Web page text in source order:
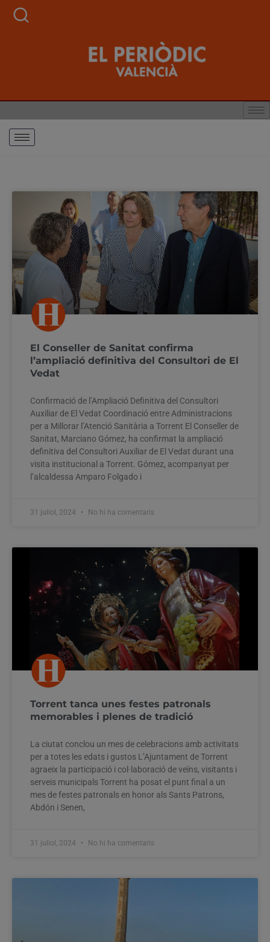
El Conseller de Sanitat confirma
l’ampliació definitiva del Consultori de El
Vedat
Confirmació de l’Ampliació Definitiva del Consultori
Auxiliar de El Vedat Coordinació entre Administracions
per a Millorar l’Atenció Sanitària a Torrent El Conseller de
Sanitat, Marciano Gómez, ha confirmat la ampliació
definitiva del Consultori Auxiliar de El Vedat durant una
visita institucional a Torrent. Gómez, acompanyat per
l’alcaldessa Amparo Folgado i
31 juliol, 2024 No hi ha comentaris
Torrent tanca unes festes patronals
memorables i plenes de tradició
La ciutat conclou un mes de celebracions amb activitats
per a totes les edats i gustos L’Ajuntament de Torrent
agraeix la participació i col·laboració de veïns, visitants i
serveis municipals Torrent ha posat el punt final a un
mes de festes patronals en honor als Sants Patrons,
Abdón i Senen,
31 juliol, 2024 No hi ha comentaris